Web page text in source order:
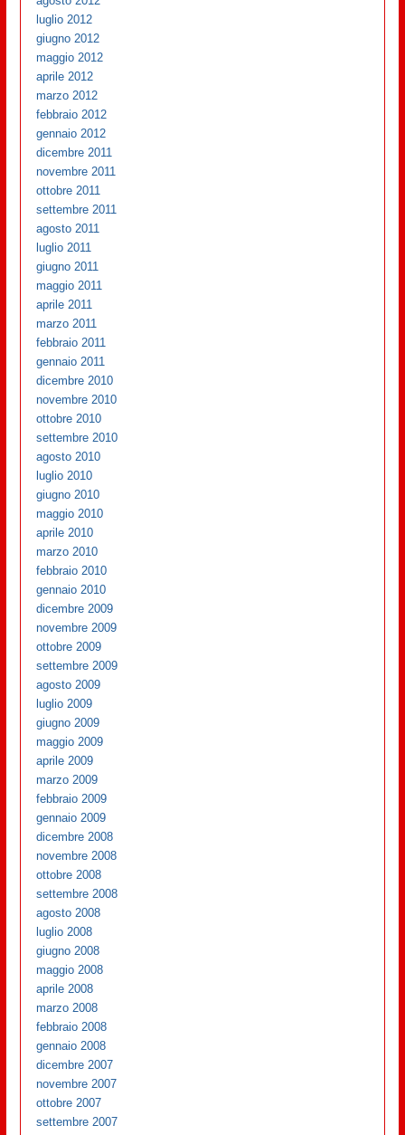
luglio 2012
giugno 2012
maggio 2012
aprile 2012
marzo 2012
febbraio 2012
gennaio 2012
dicembre 2011
novembre 2011
ottobre 2011
settembre 2011
agosto 2011
luglio 2011
giugno 2011
maggio 2011
aprile 2011
marzo 2011
febbraio 2011
gennaio 2011
dicembre 2010
novembre 2010
ottobre 2010
settembre 2010
agosto 2010
luglio 2010
giugno 2010
maggio 2010
aprile 2010
marzo 2010
febbraio 2010
gennaio 2010
dicembre 2009
novembre 2009
ottobre 2009
settembre 2009
agosto 2009
luglio 2009
giugno 2009
maggio 2009
aprile 2009
marzo 2009
febbraio 2009
gennaio 2009
dicembre 2008
novembre 2008
ottobre 2008
settembre 2008
agosto 2008
luglio 2008
giugno 2008
maggio 2008
aprile 2008
marzo 2008
febbraio 2008
gennaio 2008
dicembre 2007
novembre 2007
ottobre 2007
settembre 2007